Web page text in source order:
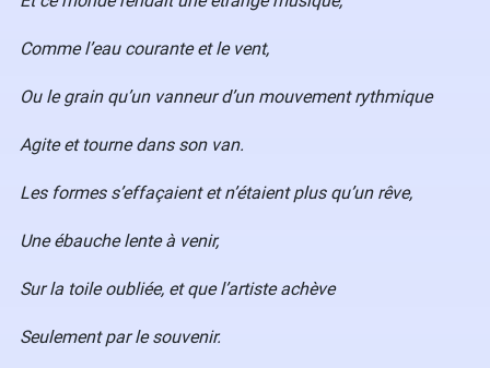
Comme l’eau courante et le vent,
Ou le grain qu’un vanneur d’un mouvement rythmique
Agite et tourne dans son van.
Les formes s’effaçaient et n’étaient plus qu’un rêve,
Une ébauche lente à venir,
Sur la toile oubliée, et que l’artiste achève
Seulement par le souvenir.